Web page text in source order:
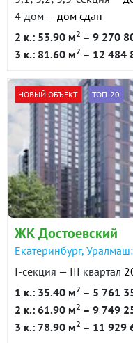
4-дом — дом сдан
2 к.: 53.90 м2 – 9 270
3 к.: 81.60 м2 – 12 484
НОВЫЙ ОБЪЕКТ ТОП-20
ЖК Достоевский
Екатеринбург,
I-секция — III квартал
1 к.: 35.40 м2 – 5 761
2 к.: 61.90 м2 – 9 749
3 к.: 78.90 м2 – 11 929